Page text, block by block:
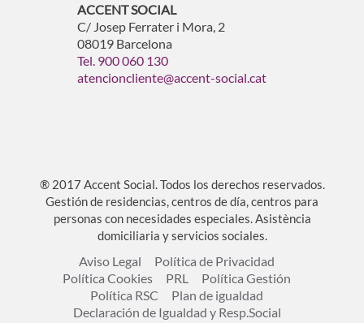
ACCENT SOCIAL
C/ Josep Ferrater i Mora, 2
08019 Barcelona
Tel. 900 060 130
atencioncliente@accent-social.cat
® 2017 Accent Social. Todos los derechos reservados.
Gestión de residencias, centros de día, centros para
personas con necesidades especiales. Asistència
domiciliaria y servicios sociales.
Aviso Legal
Política de Privacidad
Política Cookies
PRL
Política Gestión
Política RSC
Plan de igualdad
Declaración de Igualdad y Resp.Social